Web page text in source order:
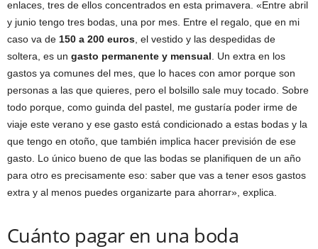
enlaces, tres de ellos concentrados en esta primavera. «Entre abril
y junio tengo tres bodas, una por mes. Entre el regalo, que en mi
caso va de 150 a 200 euros , el vestido y las despedidas de
soltera, es un gasto permanente y mensual . Un extra en los
gastos ya comunes del mes, que lo haces con amor porque son
personas a las que quieres, pero el bolsillo sale muy tocado. Sobre
todo porque, como guinda del pastel, me gustaría poder irme de
viaje este verano y ese gasto está condicionado a estas bodas y la
que tengo en otoño, que también implica hacer previsión de ese
gasto. Lo único bueno de que las bodas se planifiquen de un año
para otro es precisamente eso: saber que vas a tener esos gastos
extra y al menos puedes organizarte para ahorrar», explica.
Cuánto pagar en una boda